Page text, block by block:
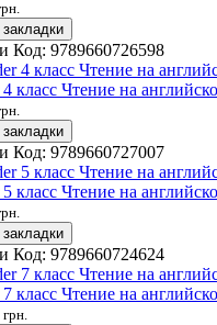
закладки
Код: 9789660726598
класс Чтение на
закладки
Код: 9789660727007
класс Чтение на
закладки
Код: 9789660724624
класс Чтение на